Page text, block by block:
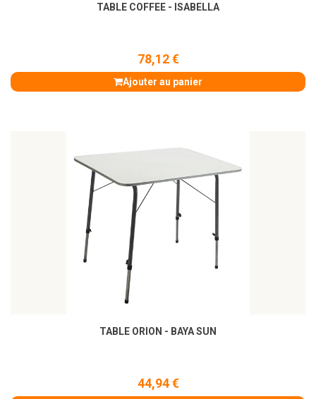
TABLE COFFEE - ISABELLA
78,12 €
Ajouter au panier
TABLE ORION - BAYA SUN
44,94 €